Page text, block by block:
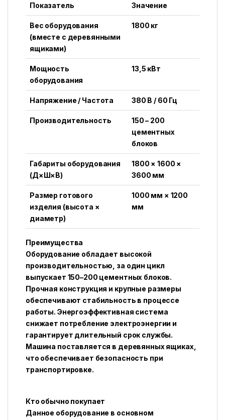
Показатель Значение
Вес оборудования
(вместе с деревянными
ящиками)
1800 кг
Мощность
оборудования
13,5 кВт
Напряжение / Частота 380 В / 60 Гц
Производительность
150 – 200
цементных
блоков
Габариты оборудования
(Д×Ш×В)
1800 × 1600 ×
3600 мм
Размер готового
изделия (высота ×
диаметр)
1000 мм × 1200
мм
Преимущества
Оборудование обладает высокой
производительностью, за один цикл
выпускает 150–200 цементных блоков.
Прочная конструкция и крупные размеры
обеспечивают стабильность в процессе
работы. Энергоэффективная система
снижает потребление электроэнергии и
гарантирует длительный срок службы.
Машина поставляется в деревянных ящиках,
что обеспечивает безопасность при
транспортировке.
Кто обычно покупает
Данное оборудование в основном